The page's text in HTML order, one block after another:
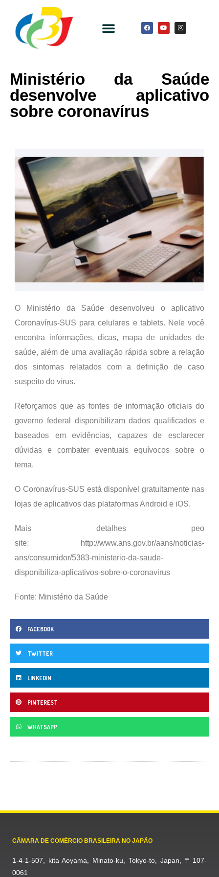
Ministério da Saúde
desenvolve aplicativo
sobre coronavírus
O Ministério da Saúde desenvolveu o aplicativo
Coronavírus-SUS para celulares e tablets. Nele você
encontra informações, dicas, mapa de unidades de
saúde, além de uma avaliação rápida sobre a relação
dos sintomas relatados com a definição de caso
suspeito do vírus.
Reforçamos que as fontes de informação oficiais do
governo federal disponibilizam dados qualificados e
baseados em evidências, capazes de esclarecer
dúvidas e combater eventuais equívocos sobre o
tema.
O Coronavírus-SUS está disponível gratuitamente nas
lojas de aplicativos das plataformas Android e iOS.
Mais detalhes peo
site:
http://www.ans.gov.br/aans/noticias-
ans/consumidor/5383-ministerio-da-saude-
disponibiliza-aplicativos-sobre-o-coronavirus
Fonte: Ministério da Saúde
FACEBOOK
TWITTER
LINKEDIN
PINTEREST
WHATSAPP
CÂMARA DE COMÉRCIO BRASILEIRA NO JAPÃO
1-4-1-507, kita Aoyama, Minato-ku, Tokyo-to, Japan, 〒107-
0061